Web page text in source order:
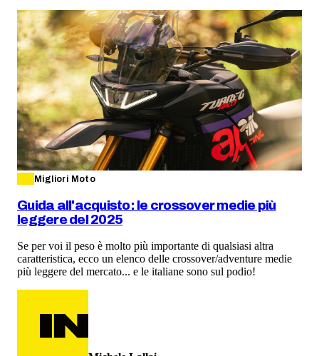
Migliori Moto
Guida all'acquisto: le crossover medie più
leggere del 2025
Se per voi il peso è molto più importante di qualsiasi altra
caratteristica, ecco un elenco delle crossover/adventure medie
più leggere del mercato... e le italiane sono sul podio!